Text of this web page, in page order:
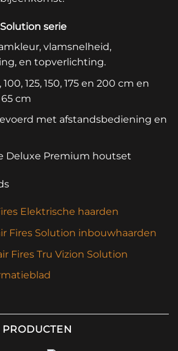
serie
vlamsnelheid,
en topverlichting.
125, 150, 175 en 200 cm en
cm
met afstandsbediening en
Deluxe Premium houtset
Elektrische haarden
Fires Solution inbouwhaarden
Fires Tru Vizion Solution